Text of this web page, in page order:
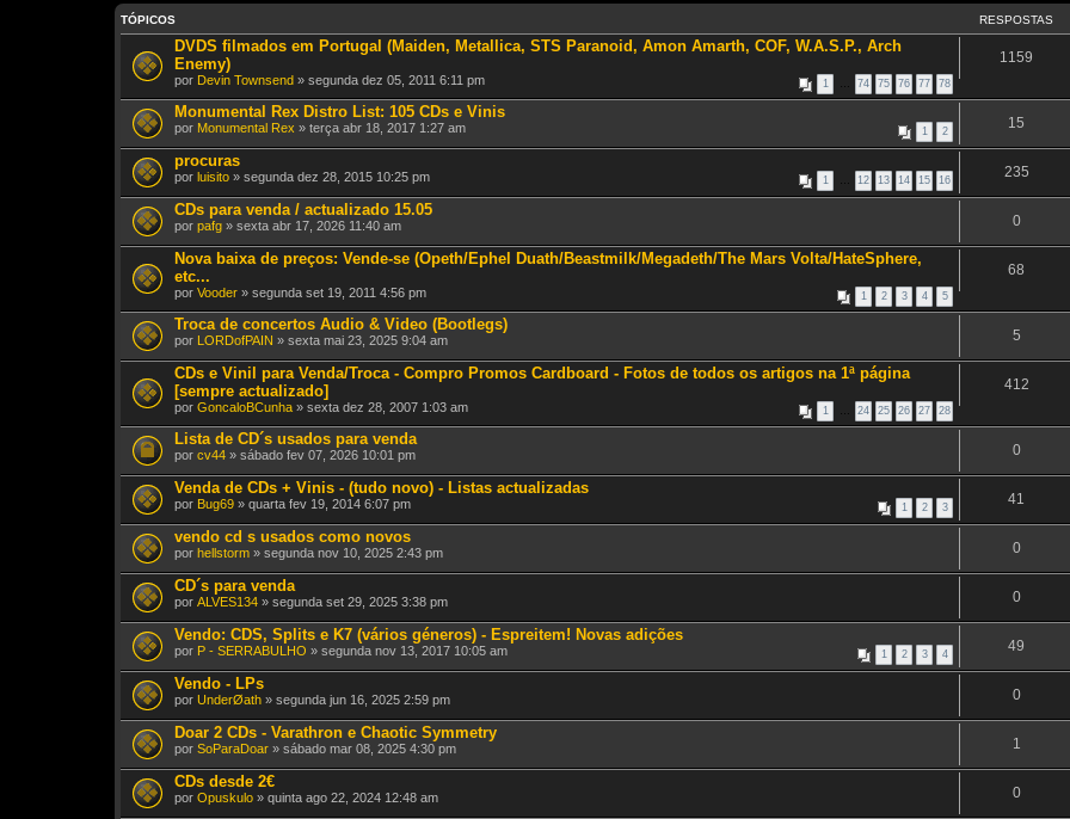
TÓPICOS RESPOSTAS
DVDS filmados em Portugal (Maiden, Metallica, STS Paranoid, Amon Amarth, COF, W.A.S.P., Arch
Enemy)
1 74 75 76 77 78
por Devin Townsend » segunda dez 05, 2011 6:11 pm
1159
Monumental Rex Distro List: 105 CDs e Vinis
1 2
por Monumental Rex » terça abr 18, 2017 1:27 am 15
procuras
1 12 13 14 15 16
por luisito » segunda dez 28, 2015 10:25 pm 235
CDs para venda / actualizado 15.05
por pafg » sexta abr 17, 2026 11:40 am 0
Nova baixa de preços: Vende-se (Opeth/Ephel Duath/Beastmilk/Megadeth/The Mars Volta/HateSphere,
etc...
1 2 3 4 5
por Vooder » segunda set 19, 2011 4:56 pm
68
Troca de concertos Audio & Video (Bootlegs)
por LORDofPAIN » sexta mai 23, 2025 9:04 am 5
CDs e Vinil para Venda/Troca - Compro Promos Cardboard - Fotos de todos os artigos na 1ª página
[sempre actualizado]
1 24 25 26 27 28
por GoncaloBCunha » sexta dez 28, 2007 1:03 am
412
Lista de CD´s usados para venda
por cv44 » sábado fev 07, 2026 10:01 pm 0
Venda de CDs + Vinis - (tudo novo) - Listas actualizadas
1 2 3
por Bug69 » quarta fev 19, 2014 6:07 pm 41
vendo cd s usados como novos
por hellstorm » segunda nov 10, 2025 2:43 pm 0
CD´s para venda
por ALVES134 » segunda set 29, 2025 3:38 pm 0
Vendo: CDS, Splits e K7 (vários géneros) - Espreitem! Novas adições
1 2 3 4
por P - SERRABULHO » segunda nov 13, 2017 10:05 am 49
Vendo - LPs
por UnderØath » segunda jun 16, 2025 2:59 pm 0
Doar 2 CDs - Varathron e Chaotic Symmetry
por SoParaDoar » sábado mar 08, 2025 4:30 pm 1
CDs desde 2€
por Opuskulo » quinta ago 22, 2024 12:48 am 0